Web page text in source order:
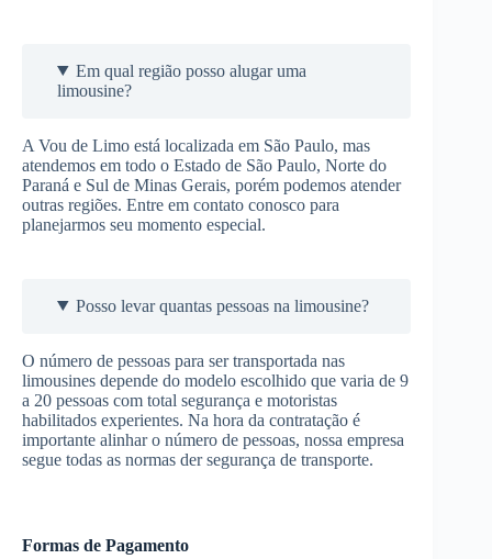
Em qual região posso alugar uma
limousine?
A Vou de Limo está localizada em São Paulo, mas
atendemos em todo o Estado de São Paulo, Norte do
Paraná e Sul de Minas Gerais, porém podemos atender
outras regiões. Entre em contato conosco para
planejarmos seu momento especial.
Posso levar quantas pessoas na limousine?
O número de pessoas para ser transportada nas
limousines depende do modelo escolhido que varia de 9
a 20 pessoas com total segurança e motoristas
habilitados experientes. Na hora da contratação é
importante alinhar o número de pessoas, nossa empresa
segue todas as normas der segurança de transporte.
Formas de Pagamento